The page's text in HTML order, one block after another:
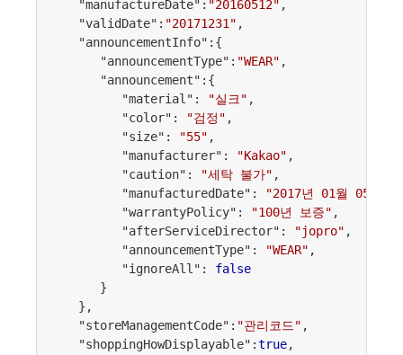
   "manufactureDate":
"20160512" ,
   "validDate":
"20171231" ,
   "announcementInfo":{
      "announcementType":
"WEAR" ,
      "announcement":{
         "material":
"실크" ,
         "color":
"검정" ,
         "size":
"55" ,
         "manufacturer":
"Kakao" ,
         "caution":
"세탁 불가" ,
         "manufacturedDate":
"2017년 01월 05일"
         "warrantyPolicy":
"100년 보증" ,
         "afterServiceDirector":
"jopro" ,
         "announcementType":
"WEAR" ,
         "ignoreAll":
false
      }
   },
   "storeManagementCode":
"관리코드" ,
   "shoppingHowDisplayable":
true,